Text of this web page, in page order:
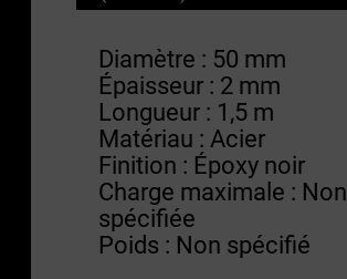
Diamètre : 50 mm
Épaisseur : 2 mm
Longueur : 1,5 m
Matériau : Acier
Finition : Époxy noir
Charge maximale : Non
spécifiée
Poids : Non spécifié